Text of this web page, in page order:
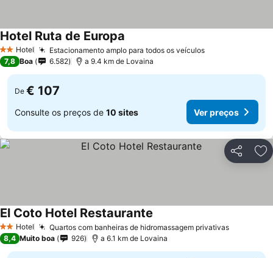
2 Estrelas
Hotel Estacionamento amplo para todos os veículos
Hotel Ruta de Europa
7,8 Boa 6.582 a 9.4 km de Lovaina
De € 107
Consulte os preços de 10 sites Ver preços
Partilhar
2 Estrelas
Hotel Quartos com banheiras de hidromassagem privativas
El Coto Hotel Restaurante
8,4 Muito boa 926 a 6.1 km de Lovaina